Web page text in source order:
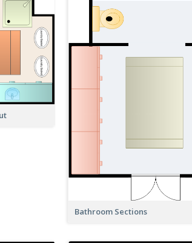
Bathroom Sections